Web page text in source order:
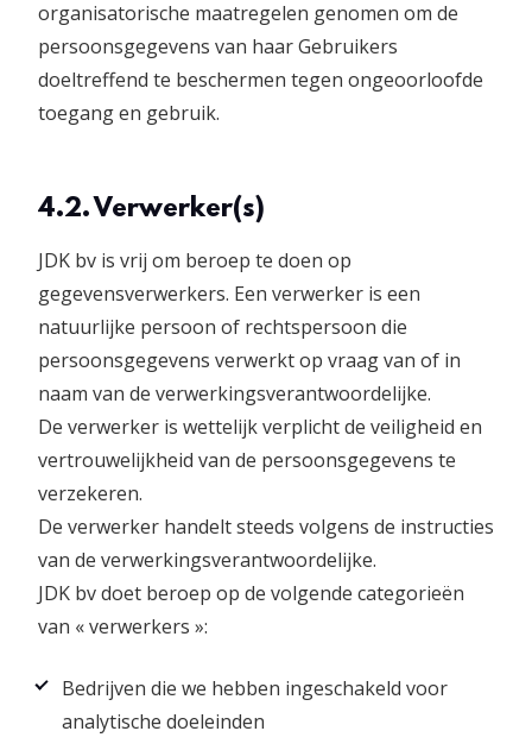
organisatorische maatregelen genomen om de
persoonsgegevens van haar Gebruikers
doeltreffend te beschermen tegen ongeoorloofde
toegang en gebruik.
4.2. Verwerker(s)
JDK bv is vrij om beroep te doen op
gegevensverwerkers. Een verwerker is een
natuurlijke persoon of rechtspersoon die
persoonsgegevens verwerkt op vraag van of in
naam van de verwerkingsverantwoordelijke.
De verwerker is wettelijk verplicht de veiligheid en
vertrouwelijkheid van de persoonsgegevens te
verzekeren.
De verwerker handelt steeds volgens de instructies
van de verwerkingsverantwoordelijke.
JDK bv doet beroep op de volgende categorieën
van « verwerkers »:
Bedrijven die we hebben ingeschakeld voor
analytische doeleinden